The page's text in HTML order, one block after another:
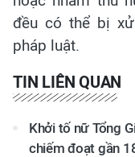
đều có thể bị
pháp luật.
TIN LIÊN QUAN
Khởi tố nữ Tổng
chiếm đoạt gần